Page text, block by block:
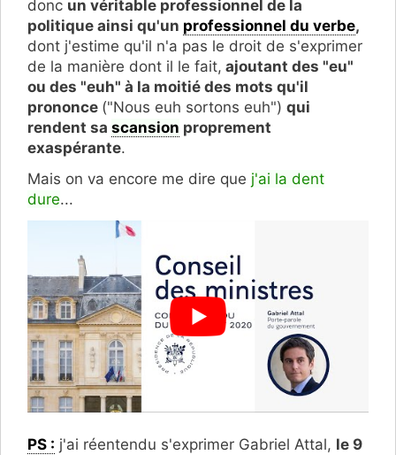
donc un véritable professionnel de la
politique ainsi qu'un professionnel du verbe,
dont j'estime qu'il n'a pas le droit de s'exprimer
de la manière dont il le fait, ajoutant des "eu"
ou des "euh" à la moitié des mots qu'il
prononce ("Nous euh sortons euh") qui
rendent sa scansion proprement
exaspérante.
Mais on va encore me dire que j'ai la dent
dure...
PS : j'ai réentendu s'exprimer Gabriel Attal, le 9